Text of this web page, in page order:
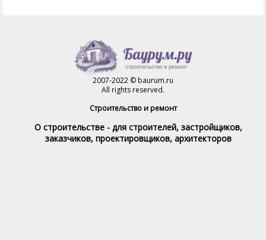
2007-2022 © baurum.ru
All rights reserved.
Строительство и ремонт
О строительстве - для строителей, застройщиков,
заказчиков, проектировщиков, архитекторов